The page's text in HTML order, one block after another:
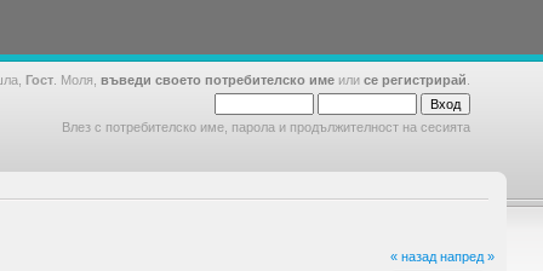
Гост . Моля, въведи своето потребителско име или се регистрирай
Влез с потребителско име, парола и продължителност на сесията
« назад напред »